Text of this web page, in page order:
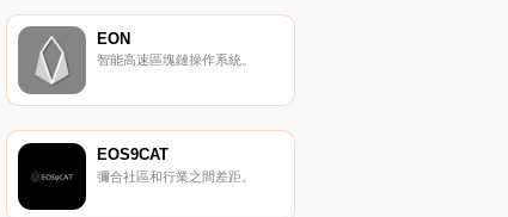
EON
智能高速區塊鏈操作系統。
EOS9CAT
彌合社區和行業之間差距。